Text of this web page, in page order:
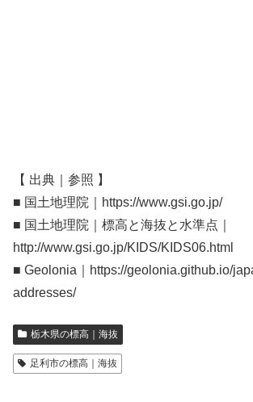
【 出典｜参照 】
■ 国土地理院｜https://www.gsi.go.jp/
■ 国土地理院｜標高と海抜と水準点｜
http://www.gsi.go.jp/KIDS/KIDS06.html
■ Geolonia｜https://geolonia.github.io/
addresses/
栃木県の標高｜海抜
足利市の標高｜海抜